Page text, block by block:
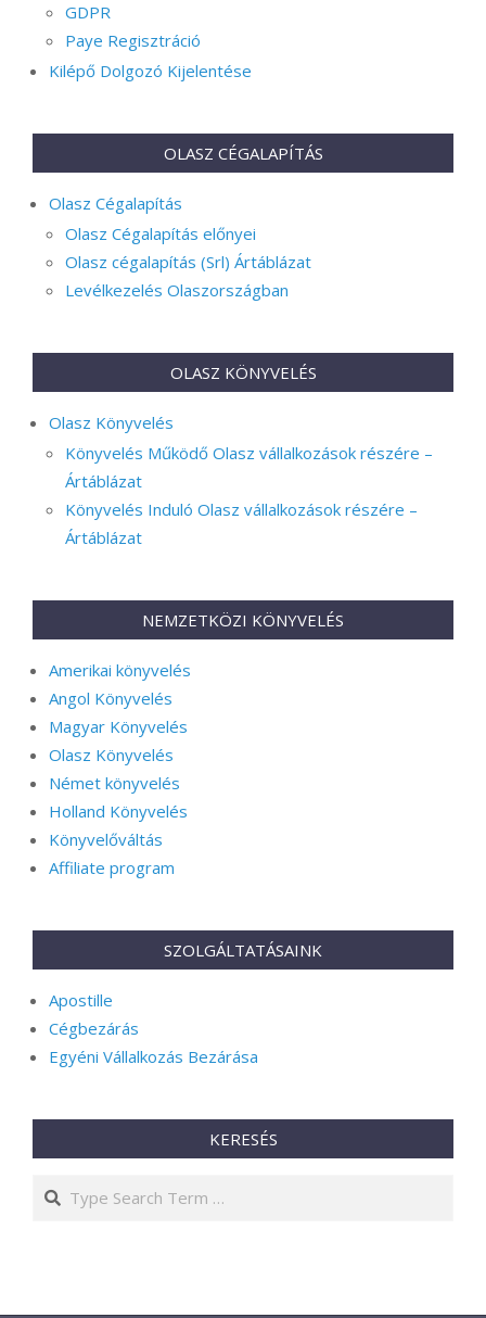
GDPR
Paye Regisztráció
Kilépő Dolgozó Kijelentése
OLASZ CÉGALAPÍTÁS
Olasz Cégalapítás
Olasz Cégalapítás előnyei
Olasz cégalapítás (Srl) Ártáblázat
Levélkezelés Olaszországban
OLASZ KÖNYVELÉS
Olasz Könyvelés
Könyvelés Működő Olasz vállalkozások részére –
Ártáblázat
Könyvelés Induló Olasz vállalkozások részére –
Ártáblázat
NEMZETKÖZI KÖNYVELÉS
Amerikai könyvelés
Angol Könyvelés
Magyar Könyvelés
Olasz Könyvelés
Német könyvelés
Holland Könyvelés
Könyvelőváltás
Affiliate program
SZOLGÁLTATÁSAINK
Apostille
Cégbezárás
Egyéni Vállalkozás Bezárása
KERESÉS
Search